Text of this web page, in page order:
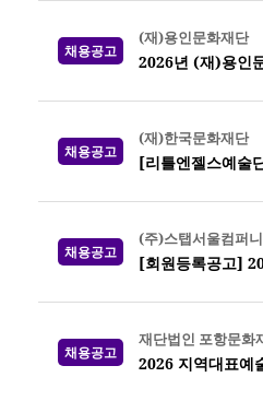
채용공고
(재)용인문화재단
2026년 (재)용인
채용공고
(재)한국문화재단
[리틀엔젤스예술
채용공고
(주)스탭서울컴퍼니
[회원등록공고]
채용공고
재단법인 포항문화
2026 지역대표예